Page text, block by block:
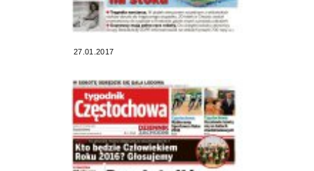
27.01.2017